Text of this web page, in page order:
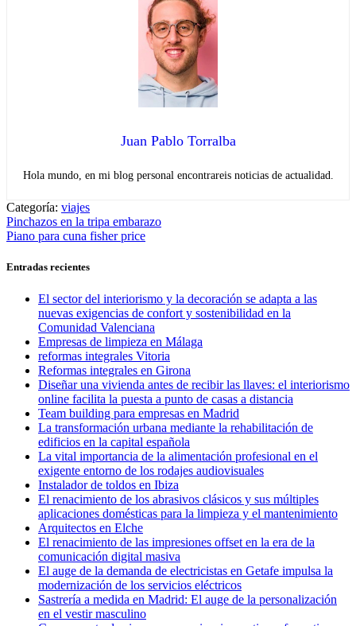
Juan Pablo Torralba
Hola mundo, en mi blog personal encontrareis noticias de actualidad.
Categoría: viajes
Navegación
de
entradas
Entrada
anterior:
Pinchazos en la tripa embarazo
Entrada
Piano para cuna fisher price
Entradas recientes
El sector del interiorismo y la decoración se adapta a las
nuevas exigencias de confort y sostenibilidad en la
Comunidad Valenciana
Empresas de limpieza en Málaga
reformas integrales Vitoria
Reformas integrales en Girona
Diseñar una vivienda antes de recibir las llaves: el interiorismo
online facilita la puesta a punto de casas a distancia
Team building para empresas en Madrid
La transformación urbana mediante la rehabilitación de
edificios en la capital española
La vital importancia de la alimentación profesional en el
exigente entorno de los rodajes audiovisuales
Instalador de toldos en Ibiza
El renacimiento de los abrasivos clásicos y sus múltiples
aplicaciones domésticas para la limpieza y el mantenimiento
Arquitectos en Elche
El renacimiento de las impresiones offset en la era de la
comunicación digital masiva
El auge de la demanda de electricistas en Getafe impulsa la
modernización de los servicios eléctricos
Sastrería a medida en Madrid: El auge de la personalización
en el vestir masculino